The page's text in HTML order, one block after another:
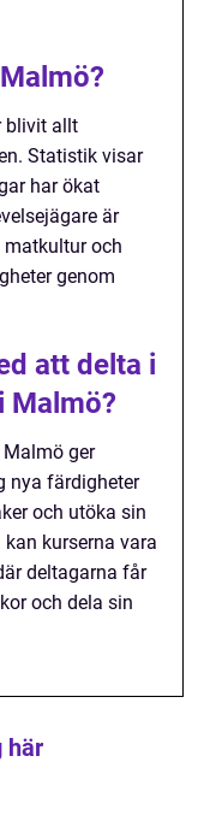
blivit allt
Statistik visar
har ökat
är
och
genom
att delta i
Malmö?
ger
nya färdigheter
och utöka sin
kurserna vara
deltagarna får
och dela sin
här